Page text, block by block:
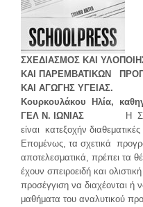
ΣΧΕΔΙΑΣΜΟΣ ΚΑΙ
ΚΑΙ ΠΑΡΕΜΒΑΤΙΚΩΝ
ΚΑΙ ΑΓΩΓΗΣ ΥΓΕΙΑΣ.
Κουρκουλάκου Ηλία,
ΓΕΛ Ν. ΙΩΝΙΑΣ
Η
είναι κατεξοχήν
Επομένως, τα σχετικά
αποτελεσματικά, πρέπει τα
έχουν σπειροειδή και
προσέγγιση να διαχέονται ή
μαθήματα του αναλυτικού